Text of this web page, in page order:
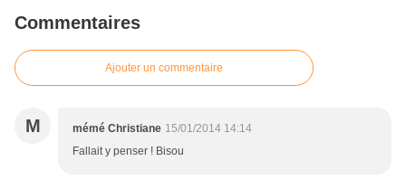
Commentaires
Ajouter un commentaire
M mémé Christiane 15/01/2014 14:14
Fallait y penser ! Bisou